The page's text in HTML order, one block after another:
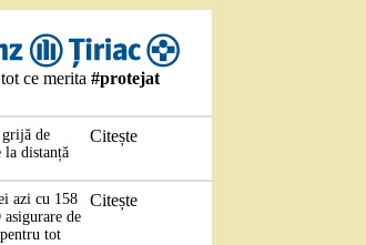
ce merita#protejat
de
la distanță
Citește
azi cu 158
asigurare de
tot
Citește